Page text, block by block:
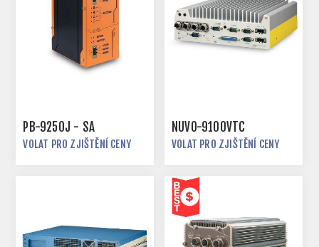
PB-9250J - SA
VOLAT PRO ZJIŠTĚNÍ CENY
NUVO-9100VTC
VOLAT PRO ZJIŠTĚNÍ CENY